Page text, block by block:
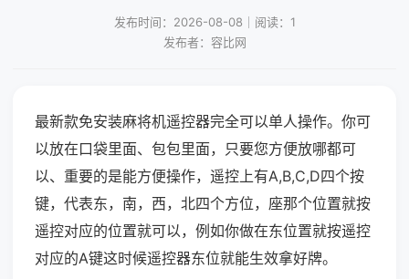
发布时间：2026-08-08｜阅读：1
发布者：容比网
最新款免安装麻将机遥控器完全可以单人操作。你可
以放在口袋里面、包包里面，只要您方便放哪都可
以、重要的是能方便操作，遥控上有A,B,C,D四个按
键，代表东，南，西，北四个方位，座那个位置就按
遥控对应的位置就可以，例如你做在东位置就按遥控
对应的A键这时候遥控器东位就能生效拿好牌。